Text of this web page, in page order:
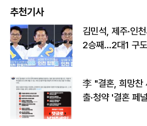
추천기사
김민석, 제주·인
2승째…2대1 구
李 "결혼, 희망찬
출·청약 '결혼 페